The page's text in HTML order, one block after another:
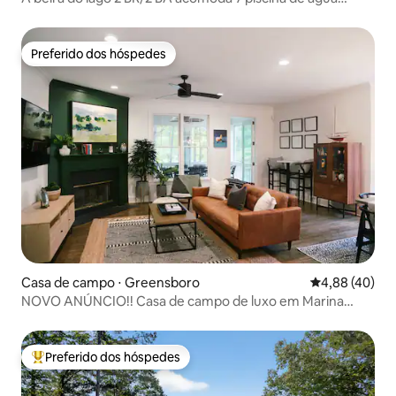
Preferido dos hóspedes
Preferido dos hóspedes
Casa de campo ⋅ Greensboro 4,88 de uma
4,88 (40)
NOVO ANÚNCIO!! Casa de campo de luxo em Marina
Entre os melhores preferidos dos hóspedes
Preferido dos hóspedes